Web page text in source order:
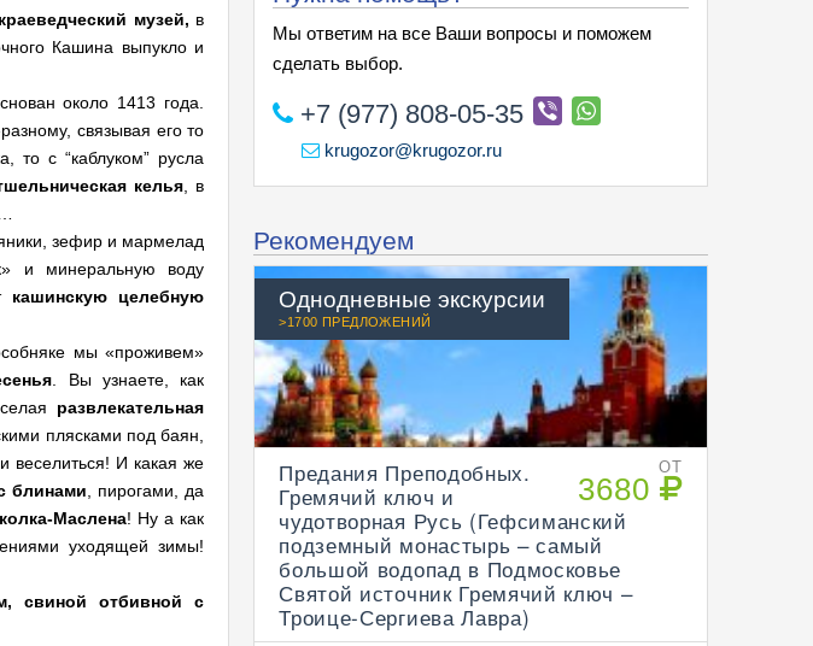
музей, в
Кашина выпукло и
около 1413 года.
связывая его то
то с “каблуком” русла
келья , в
зефир и мармелад
и минеральную воду
кашинскую целебную
мы «проживем»
. Вы узнаете, как
развлекательная
плясками под баян,
веселиться! И какая же
блинами , пирогами, да
Маслена! Ну а как
уходящей зимы!
свиной отбивной с
Мы ответим на все Ваши вопросы и поможем
сделать выбор.
+7 (977) 808-05-35
krugozor@krugozor.ru
Рекомендуем
Однодневные экскурсии
>1700 ПРЕДЛОЖЕНИЙ
ОТ
3680
Предания Преподобных.
Гремячий ключ и
чудотворная Русь (Гефсиманский
подземный монастырь – самый
большой водопад в Подмосковье
Святой источник Гремячий ключ –
Троице-Сергиева Лавра)